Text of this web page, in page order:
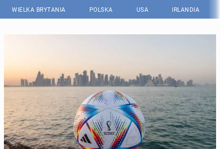
WIELKA BRYTANIA POLSKA USA IRLANDIA